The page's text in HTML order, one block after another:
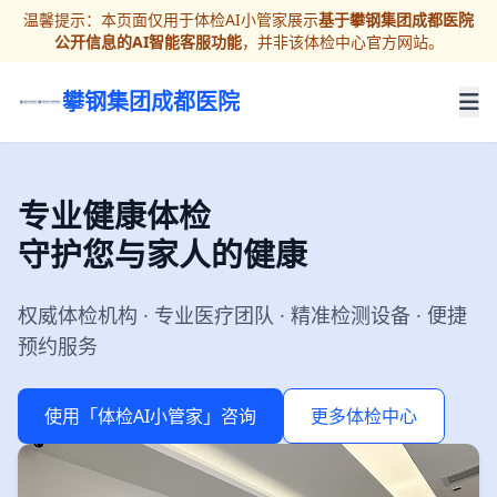
温馨提示：本页面仅用于体检AI小管家展示基于攀钢集团成都医院
公开信息的AI智能客服功能，并非该体检中心官方网站。
攀钢集团成都医院
专业健康体检
守护您与家人的健康
权威体检机构 · 专业医疗团队 · 精准检测设备 · 便捷
预约服务
使用「体检AI小管家」咨询 更多体检中心